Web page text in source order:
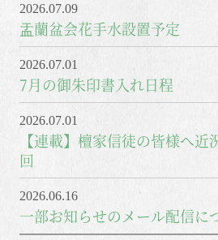
2026.07.09
盂蘭盆会花手水設置予定
2026.07.01
7月の御朱印書入れ日程
2026.07.01
【連載】檀家信徒の皆様へ
回
2026.06.16
一部お知らせのメール配信に